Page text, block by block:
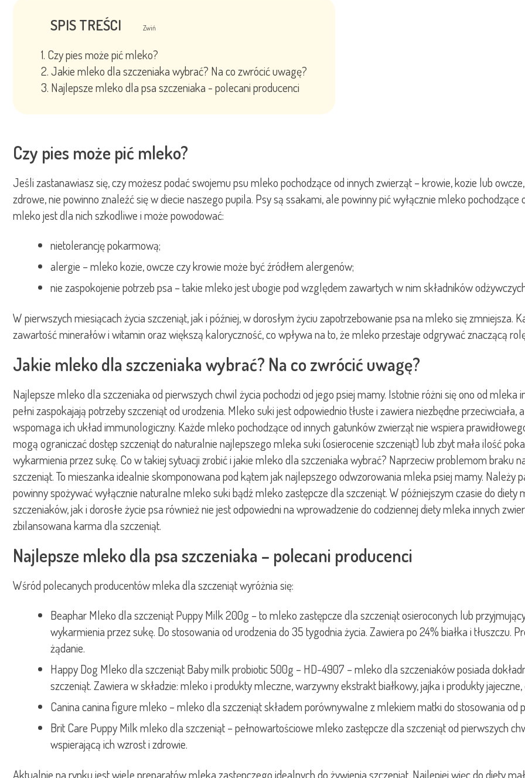
SPIS TREŚCI Zwiń
Czy pies może pić mleko?
Jakie mleko dla szczeniaka wybrać? Na co zwrócić uwagę?
Najlepsze mleko dla psa szczeniaka - polecani producenci
Czy pies może pić mleko?
Jeśli zastanawiasz się, czy możesz podać swojemu psu mleko pochodzące od innych zwierząt – krowie, kozie lub
zdrowe, nie powinno znaleźć się w diecie naszego pupila. Psy są ssakami, ale powinny pić wyłącznie mleko
mleko jest dla nich szkodliwe i może powodować:
nietolerancję pokarmową;
alergie – mleko kozie, owcze czy krowie może być źródłem alergenów;
nie zaspokojenie potrzeb psa – takie mleko jest ubogie pod względem zawartych w nim składników
W pierwszych miesiącach życia szczeniąt, jak i później, w dorosłym życiu zapotrzebowanie psa na mleko się zmniejsza.
zawartość minerałów i witamin oraz większą kaloryczność, co wpływa na to, że mleko przestaje odgrywać znaczącą
Jakie mleko dla szczeniaka wybrać? Na co zwrócić uwagę?
Najlepsze mleko dla szczeniaka od pierwszych chwil życia pochodzi od jego psiej mamy. Istotnie różni się ono od
pełni zaspokajają potrzeby szczeniąt od urodzenia. Mleko suki jest odpowiednio tłuste i zawiera niezbędne
wspomaga ich układ immunologiczny. Każde mleko pochodzące od innych gatunków zwierząt nie wspiera
mogą ograniczać dostęp szczeniąt do naturalnie najlepszego mleka suki (osierocenie szczeniąt) lub zbyt mała ilość
wykarmienia przez sukę. Co w takiej sytuacji zrobić i jakie mleko dla szczeniaka wybrać? Naprzeciw problemom braku
szczeniąt. To mieszanka idealnie skomponowana pod kątem jak najlepszego odwzorowania mleka psiej mamy. Należy
powinny spożywać wyłącznie naturalne mleko suki bądź mleko zastępcze dla szczeniąt. W późniejszym czasie do diety
szczeniaków, jak i dorosłe życie psa również nie jest odpowiedni na wprowadzenie do codziennej diety mleka innych
zbilansowana karma dla szczeniąt.
Najlepsze mleko dla psa szczeniaka – polecani producenci
Wśród polecanych producentów mleka dla szczeniąt wyróżnia się:
Beaphar Mleko dla szczeniąt Puppy Milk 200g – to mleko zastępcze dla szczeniąt osieroconych lub
wykarmienia przez sukę. Do stosowania od urodzenia do 35 tygodnia życia. Zawiera po 24% białka i tłuszczu.
żądanie.
Happy Dog Mleko dla szczeniąt Baby milk probiotic 500g – HD-4907 – mleko dla szczeniaków posiada
szczeniąt. Zawiera w składzie: mleko i produkty mleczne, warzywny ekstrakt białkowy, jajka i produkty jajeczne,
Canina canina figure mleko – mleko dla szczeniąt składem porównywalne z mlekiem matki do stosowania od
Brit Care Puppy Milk mleko dla szczeniąt – pełnowartościowe mleko zastępcze dla szczeniąt od pierwszych
wspierającą ich wzrost i zdrowie.
Aktualnie na rynku jest wiele preparatów mleka zastępczego idealnych do żywienia szczeniąt. Najlepiej więc do diety